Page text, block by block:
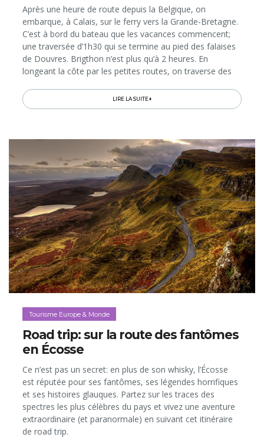
Après une heure de route depuis la Belgique, on
embarque, à Calais, sur le ferry vers la Grande-Bretagne.
C’est à bord du bateau que les vacances commencent;
une traversée d’1h30 qui se termine au pied des falaises
de Douvres. Brigthon n’est plus qu’à 2 heures. En
longeant la côte par les petites routes, on traverse des
verdoyantes aux charmants cottages. On fait aussi étape
dans deux cités côtières pittoresques de l’East Sussex:
1066 par Guillaume le Conquérant, le Normand qui
devint, grâce à cette victoire, le Roi d’Angleterre…
LIRE LA SUITE
Tourisme Europe & Monde
Road trip: sur la route des fantômes
en Écosse
Ce n’est pas un secret: en plus de son whisky, l’Écosse
est réputée pour ses fantômes, ses légendes horrifiques
et ses histoires glauques. Partez sur les traces des
spectres les plus célèbres du pays et vivez une aventure
extraordinaire (et paranormale) en suivant cet itinéraire
de road trip.